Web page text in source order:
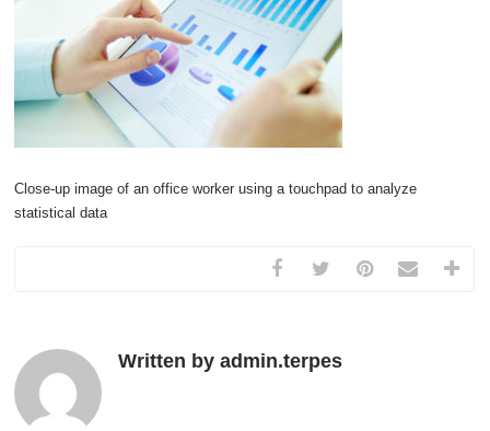
Close-up image of an office worker using a touchpad to analyze
statistical data
Written by admin.terpes